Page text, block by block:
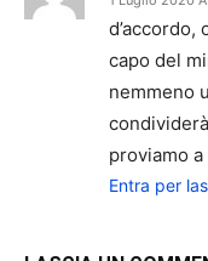
d’accordo,
capo del
nemmeno
proviamo
Entra per